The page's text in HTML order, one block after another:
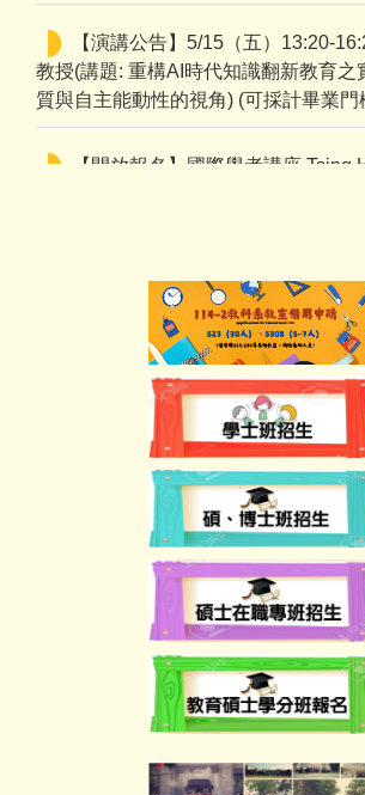
【演講公告】5/15（五）13:20-
教授(講題: 重構AI時代知識翻新教育之
質與自主能動性的視角) (可採計畢業門
【開放報名】國際學者講座 Tsing
教育學院英語角🌟